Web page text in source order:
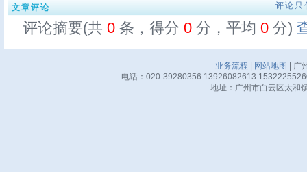
文章评论 评论只
评论摘要(共 0 条，得分 0 分，平均 0 分)
业务流程 网站地图
| 广
电话：020-39280356 13926082613
地址：广州市白云区太和